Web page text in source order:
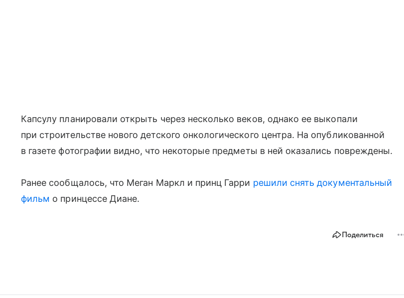
Капсулу планировали открыть через несколько веков, однако ее выкопали
при строительстве нового детского онкологического центра. На опубликованной
в газете фотографии видно, что некоторые предметы в ней оказались повреждены.
Ранее сообщалось, что Меган Маркл и принц Гарри решили снять документальный
фильм о принцессе Диане.
Поделиться